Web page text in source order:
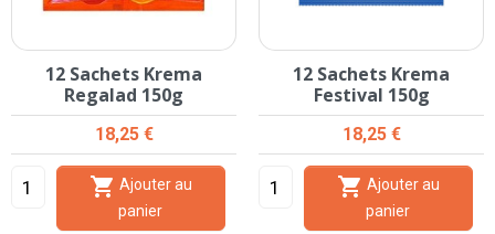
12 Sachets Krema
Regalad 150g
Prix
18,25 €

panier
12 Sachets Krema
Festival 150g
Prix
18,25 €

panier